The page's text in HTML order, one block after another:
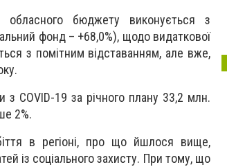
бюджету виконується з
фонд – +68,0%), щодо видаткової
з помітним відставанням, але вже,
з COVID-19 за річного плану 33,2 млн.
2%.
в регіоні, про що йшлося вище,
із соціального захисту. При тому, що